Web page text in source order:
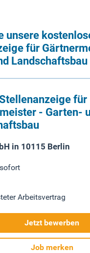
unsere
für
Landschaftsbau
für
- Garten-
in 10115 Berlin
Arbeitsvertrag
Jetzt bewerben
Job merken